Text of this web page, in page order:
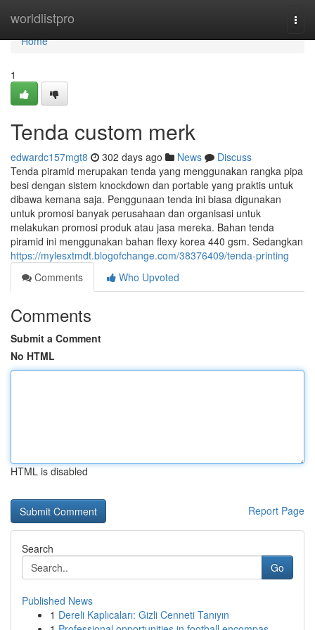
worldlistpro
Home
Home
1
Tenda custom merk
edwardc157mgt8 302 days ago News
Discuss
Tenda piramid merupakan tenda yang menggunakan rangka pipa
besi dengan sistem knockdown dan portable yang praktis untuk
dibawa kemana saja. Penggunaan tenda ini biasa digunakan
untuk promosi banyak perusahaan dan organisasi untuk
melakukan promosi produk atau jasa mereka. Bahan tenda
piramid ini menggunakan bahan flexy korea 440 gsm. Sedangkan
https://mylesxtmdt.blogofchange.com/38376409/tenda-printing
Comments
Who Upvoted
Comments
Submit a Comment
No HTML
HTML is disabled
Report Page
Search
Go
Published News
1 Dereli Kaplıcaları: Gizli Cenneti Tanıyın